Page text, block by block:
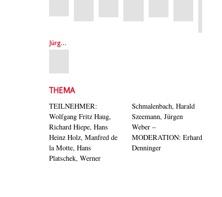
Jürgen Weber
THEMA
TEILNEHMER:
Wolfgang Fritz Haug,
Richard Hiepe, Hans
Heinz Holz, Manfred de
la Motte, Hans
Platschek, Werner
Schmalenbach, Harald
Szeemann, Jürgen
Weber –
MODERATION: Erhard
Denninger